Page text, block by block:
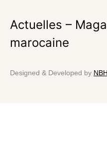
Actuelles –
marocaine
Designed & Developed by